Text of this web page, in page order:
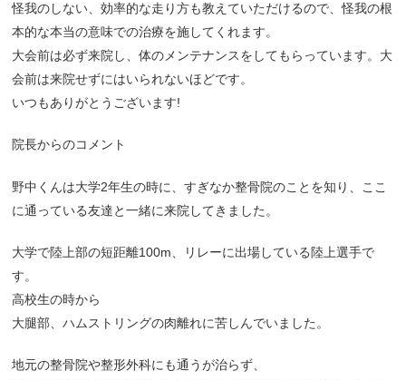
怪我のしない、効率的な走り方も教えていただけるので、怪我の根
本的な本当の意味での治療を施してくれます。
大会前は必ず来院し、体のメンテナンスをしてもらっています。大
会前は来院せずにはいられないほどです。
いつもありがとうございます!
院長からのコメント
野中くんは大学2年生の時に、すぎなか整骨院のことを知り、ここ
に通っている友達と一緒に来院してきました。
大学で陸上部の短距離100m、リレーに出場している陸上選手で
す。
高校生の時から
大腿部、ハムストリングの肉離れに苦しんでいました。
地元の整骨院や整形外科にも通うが治らず、